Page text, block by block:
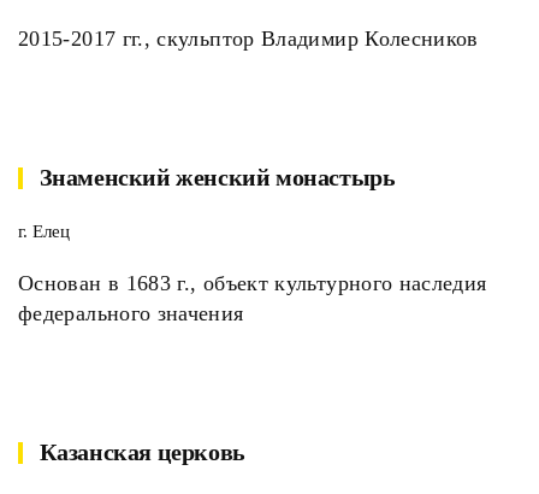
2015-2017 гг., скульптор Владимир Колесников
Знаменский женский монастырь
г. Елец
Основан в 1683 г., объект культурного наследия
федерального значения
Казанская церковь